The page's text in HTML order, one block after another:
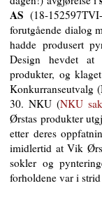
AS(18-
forutgående dialog
hadde produsert
Design hevdet at
produkter, og
Konkurranseutvalg
30. NKU (NKU
Ørstas produkter
etter deres
imidlertid at Vik
sokler og
forholdene var i